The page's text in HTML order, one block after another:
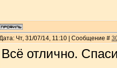
Чт, 31/07/14, 11:10 | Сообщение #
Всё отлично.